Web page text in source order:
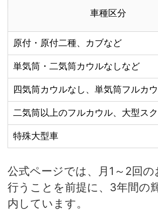
車種区分
原付・原付二種、カブなど
単気筒・二気筒カウルなしなど
四気筒カウルなし、単気筒フルカ
二気筒以上のフルカウル、大型ス
特殊大型車
公式ページでは、月1～2回の
行うことを前提に、3年間の
内しています。